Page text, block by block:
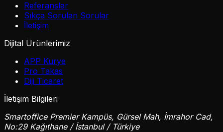
Referanslar
Sıkça Sorulan Sorular
İletişim
Dijital Ürünlerimiz
APP Kurye
Pro Takas
Diji Ticaret
İletişim Bilgileri
Smartoffice Premier Kampüs, Gürsel Mah, İmrahor Cad,
No:29 Kağıthane / İstanbul / Türkiye